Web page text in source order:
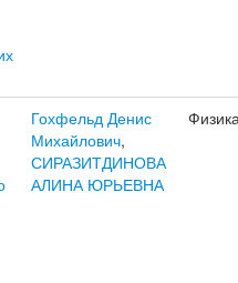
Гохфельд Денис
Михайлович,
СИРАЗИТДИНОВА
АЛИНА ЮРЬЕВНА